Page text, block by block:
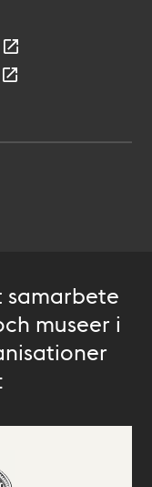
samarbete
museer i